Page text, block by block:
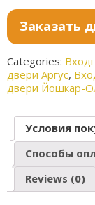
Заказать
Categories:
двери Аргус,
двери Йошкар-
Условия
Способы
Reviews (0)